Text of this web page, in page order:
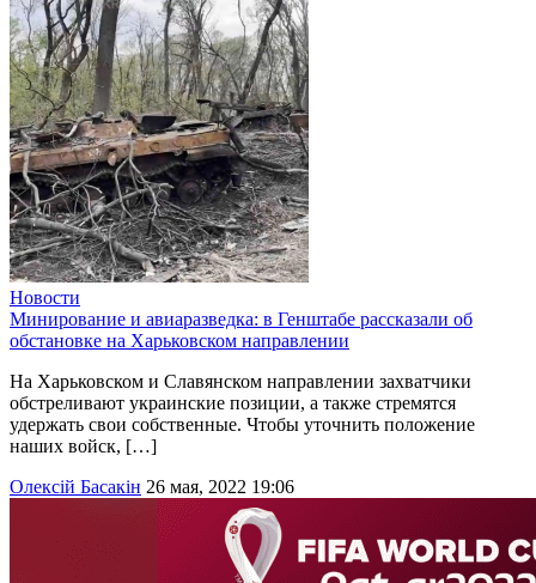
Новости
Минирование и авиаразведка: в Генштабе рассказали об
обстановке на Харьковском направлении
На Харьковском и Славянском направлении захватчики
обстреливают украинские позиции, а также стремятся
удержать свои собственные. Чтобы уточнить положение
наших войск, […]
Олексій Басакін 26 мая, 2022 19:06